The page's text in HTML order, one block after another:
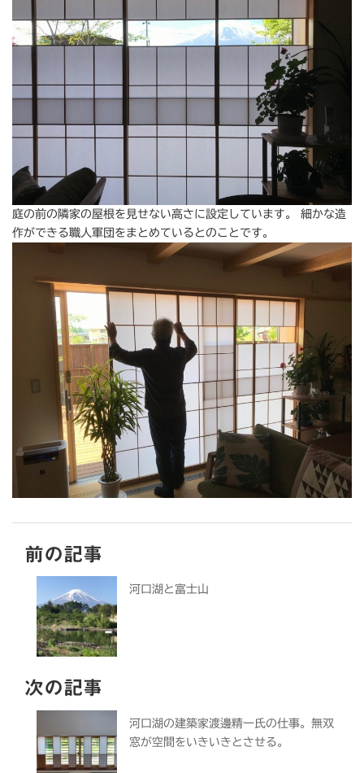
庭の前の隣家の屋根を見せない高さに設定しています。 細かな造
作ができる職人軍団をまとめているとのことです。
前の記事
河口湖と富士山
次の記事
河口湖の建築家渡邊精一氏の仕事。無双
窓が空間をいきいきとさせる。